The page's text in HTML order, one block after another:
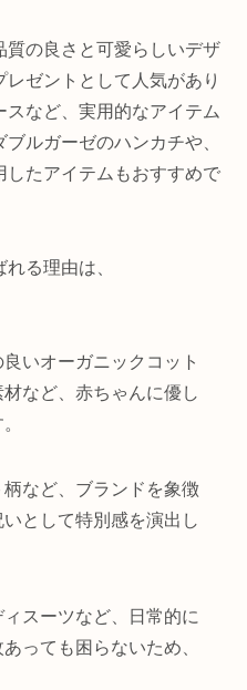
質の良さと可愛らしいデザ
ゼントとして人気があり
など、実用的なアイテム
ブルガーゼのハンカチや、
したアイテムもおすすめで
る理由は、
いオーガニックコット
など、赤ちゃんに優し
など、ブランドを象徴
として特別感を演出し
スーツなど、日常的に
っても困らないため、